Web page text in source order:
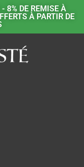
8% DE REMISE À
À PARTIR DE